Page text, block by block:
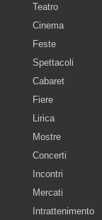
Teatro
Cinema
Feste
Spettacoli
Cabaret
Fiere
Lirica
Mostre
Concerti
Incontri
Mercati
Intrattenimento